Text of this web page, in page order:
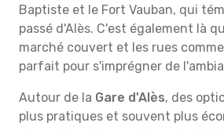
Baptiste et le Fort Vauban, qui
passé d'Alès. C'est également là
marché couvert et les rues
parfait pour s'imprégner de
Autour de la Gare d'Alès, des
plus pratiques et souvent plus